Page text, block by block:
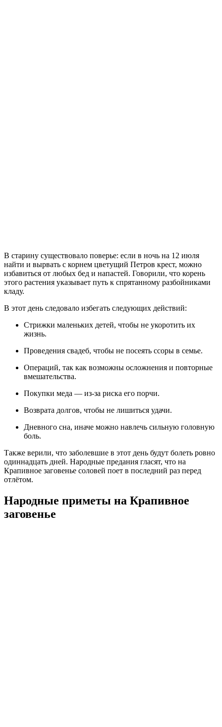
В старину существовало поверье: если в ночь на 12 июля
найти и вырвать с корнем цветущий Петров крест, можно
избавиться от любых бед и напастей. Говорили, что корень
этого растения указывает путь к спрятанному разбойниками
кладу.
В этот день следовало избегать следующих действий:
Стрижки маленьких детей, чтобы не укоротить их
жизнь.
Проведения свадеб, чтобы не посеять ссоры в семье.
Операций, так как возможны осложнения и повторные
вмешательства.
Покупки меда — из-за риска его порчи.
Возврата долгов, чтобы не лишиться удачи.
Дневного сна, иначе можно навлечь сильную головную
боль.
Также верили, что заболевшие в этот день будут болеть ровно
одиннадцать дней. Народные предания гласят, что на
Крапивное заговенье соловей поет в последний раз перед
отлётом.
Народные приметы на Крапивное
заговенье